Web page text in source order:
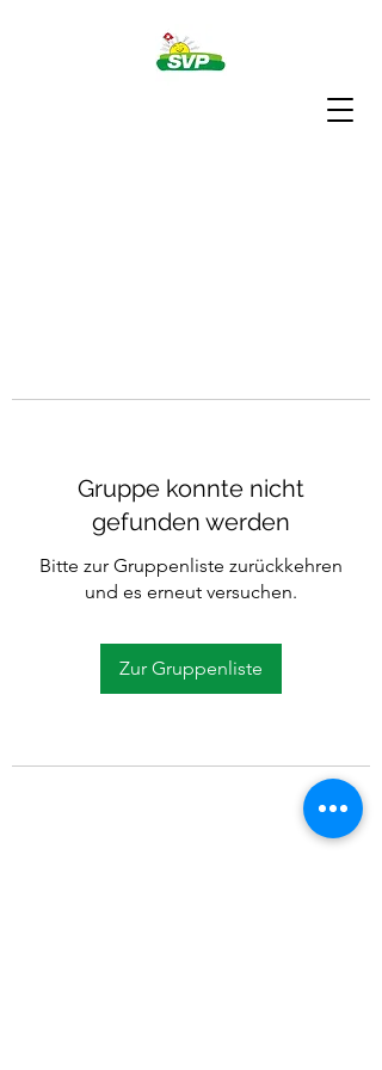
Gruppe konnte nicht
gefunden werden
Bitte zur Gruppenliste zurückkehren
und es erneut versuchen.
Zur Gruppenliste